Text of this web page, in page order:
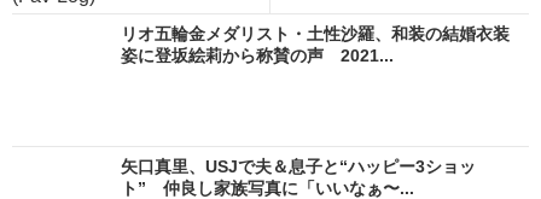
リオ五輪金メダリスト・土性沙羅、和装の結婚衣装
姿に登坂絵莉から称賛の声 2021...
矢口真里、USJで夫＆息子と“ハッピー3ショッ
ト” 仲良し家族写真に「いいなぁ〜...